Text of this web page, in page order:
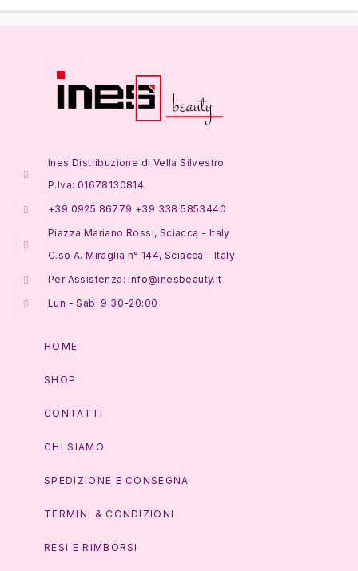
Ines Distribuzione di Vella Silvestro
P.Iva: 01678130814
+39 0925 86779 +39 338 5853440
Piazza Mariano Rossi, Sciacca - Italy
C.so A. Miraglia n° 144, Sciacca - Italy
Per Assistenza: info@inesbeauty.it
Lun - Sab: 9:30-20:00
HOME
SHOP
CONTATTI
CHI SIAMO
SPEDIZIONE E CONSEGNA
TERMINI & CONDIZIONI
RESI E RIMBORSI